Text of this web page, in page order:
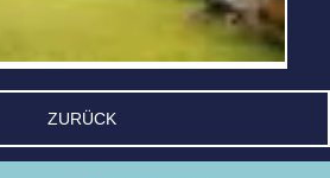
ZURÜCK